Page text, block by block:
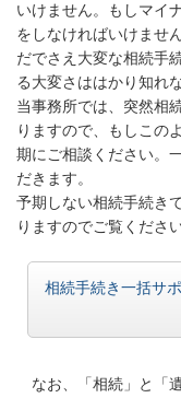
いけません。もしマイ
をしなければいけませ
だでさえ大変な相続手
る大変さははかり知れ
当事務所では、突然相
りますので、もしこの
期にご相談ください。
だきます。
予期しない相続手続き
りますのでご覧ください
相続手続き一括サ
なお、「相続」と「